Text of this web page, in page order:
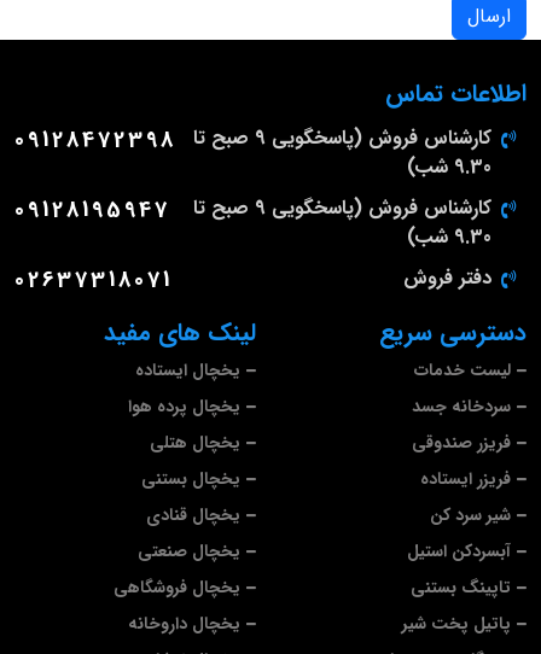
ارسال
لینک های مفید
یخچال ایستاده
یخچال پرده هوا
یخچال هتلی
یخچال بستنی
یخچال قنادی
یخچال صنعتی
یخچال فروشگاهی
یخچال داروخانه
دسترسی سریع
لیست خدمات
سردخانه جسد
فریزر صندوقی
فریزر ایستاده
شیر سرد کن
آبسردکن استیل
تاپینگ بستنی
پاتیل پخت شیر
اطلاعات تماس
کارشناس فروش (پاسخگویی 9 صبح تا
9.30 شب)
09128472398
کارشناس فروش (پاسخگویی 9 صبح تا
9.30 شب)
09128195947
دفتر فروش 02637318071